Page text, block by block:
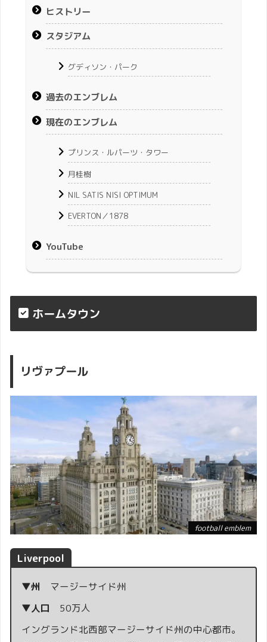
ヒストリー
スタジアム
グディソン・パーク
過去のエンブレム
現在のエンブレム
プリンス・ルパーツ・タワー
月桂樹
NIL SATIS NISI OPTIMUM
EVERTON／1878
YouTube
ホームタウン
リヴァプール
football emblem
Liverpool
▼州 マージーサイド州
▼人口 50万人
イングランド北西部マージーサイド州の中心都市。